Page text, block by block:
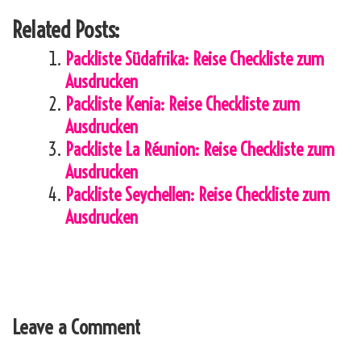
Related Posts:
Packliste Südafrika: Reise Checkliste zum
Ausdrucken
Packliste Kenia: Reise Checkliste zum
Ausdrucken
Packliste La Réunion: Reise Checkliste zum
Ausdrucken
Packliste Seychellen: Reise Checkliste zum
Ausdrucken
Leave a Comment